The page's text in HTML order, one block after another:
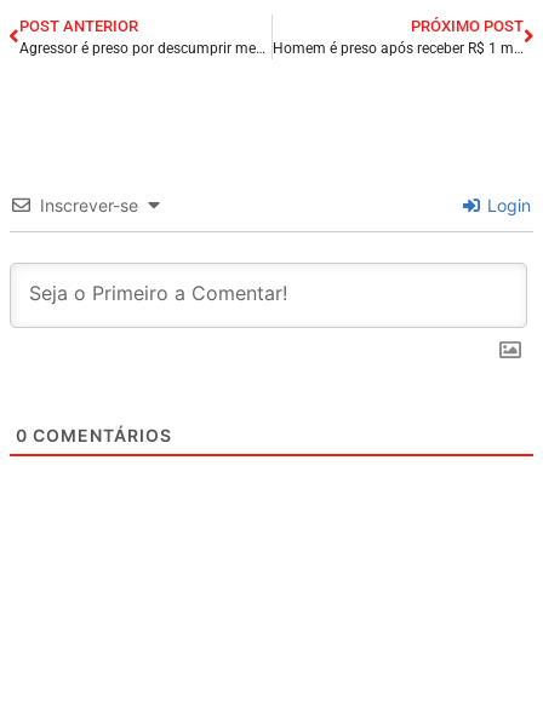
POST ANTERIOR
Agressor é preso por descumprir medida protetiva em Porto do Mangue/RN.
PRÓXIMO POST
Homem é preso após receber R$ 1 mil pelos Correios em Teresina/PI.
Inscrever-se Login
0 COMENTÁRIOS